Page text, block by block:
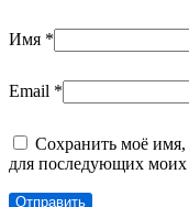
Имя *
Email *
Сохранить моё имя,
для последующих моих